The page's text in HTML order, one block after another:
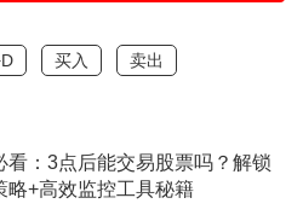
买入 卖出
看：3点后能交易股票吗？解锁
略+高效监控工具秘籍